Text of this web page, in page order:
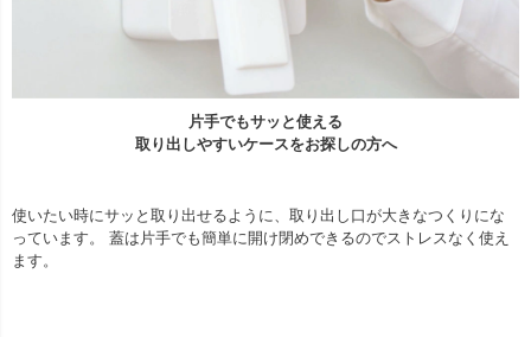
片手でもサッと使える
取り出しやすいケースをお探しの方へ
使いたい時にサッと取り出せるように、取り出し口が大きなつくりにな
っています。 蓋は片手でも簡単に開け閉めできるのでストレスなく使え
ます。